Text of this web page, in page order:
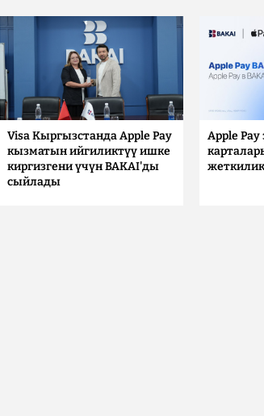
Visa Кыргызстанда Apple Pay
кызматын ийгиликтүү ишке
киргизгени үчүн BAKAI'ды
сыйлады
Apple